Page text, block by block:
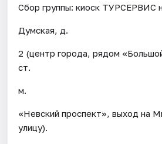
Сбор группы: киоск ТУРСЕРВИС
Думская, д.
2 (центр города, рядом
ст.
м.
«Невский проспект», выход на
улицу).